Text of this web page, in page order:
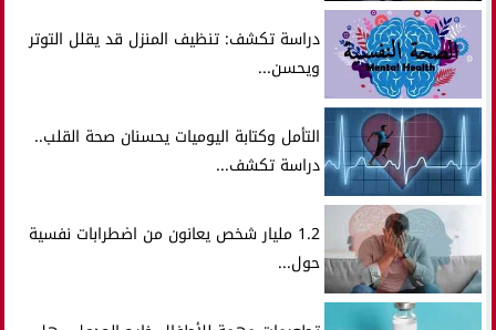
دراسة تكشف: تنظيف المنزل قد يقلل التوتر
ويحسن...
التأمل وكتابة اليوميات يحسنان صحة القلب..
دراسة تكشف...
1.2 مليار شخص يعانون من اضطرابات نفسية
حول...